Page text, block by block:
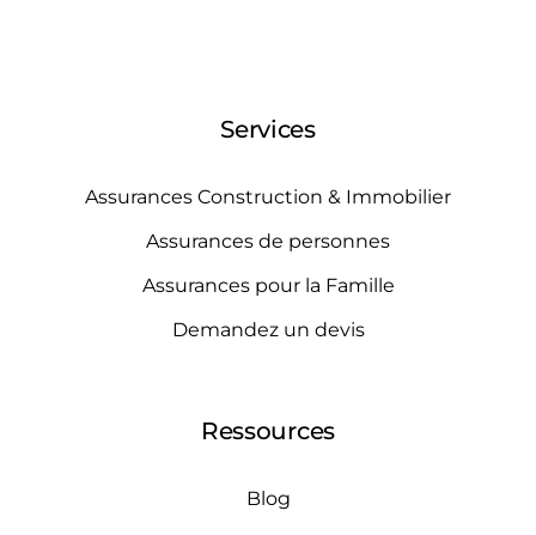
Services
Assurances Construction & Immobilier
Assurances de personnes
Assurances pour la Famille
Demandez un devis
Ressources
Blog